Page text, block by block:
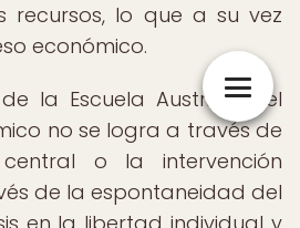
recursos, lo que a su vez
económico.
la Escuela Austriaca, el
no se logra a través de
o la intervención
de la espontaneidad del